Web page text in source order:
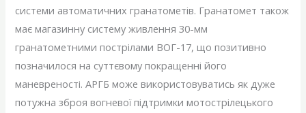
системи автоматичних гранатометів. Гранатомет також
має магазинну систему живлення 30-мм
гранатометними пострілами ВОГ-17, що позитивно
позначилося на суттєвому покращенні його
маневреності. АРГБ може використовуватись як дуже
потужна зброя вогневої підтримки мотострілецького